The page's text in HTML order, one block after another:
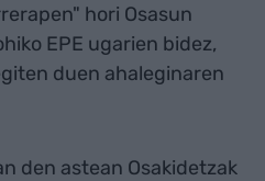
hori Osasun
EPE ugarien bidez,
duen ahaleginaren
den astean Osakidetzak